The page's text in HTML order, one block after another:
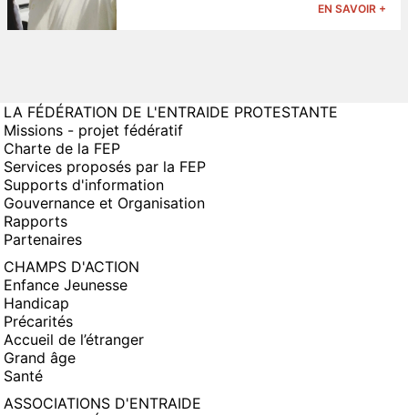
EN SAVOIR +
LA FÉDÉRATION DE L'ENTRAIDE PROTESTANTE
Missions - projet fédératif
Charte de la FEP
Services proposés par la FEP
Supports d'information
Gouvernance et Organisation
Rapports
Partenaires
CHAMPS D'ACTION
Enfance Jeunesse
Handicap
Précarités
Accueil de l’étranger
Grand âge
Santé
ASSOCIATIONS D'ENTRAIDE